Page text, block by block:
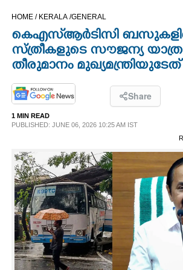
CINEMA
OPINION
PHOTOS
LIFESTYLE
SPIRITUAL
INFO+
ART
ASTRO
HOME / KERALA /GENERAL
കെഎസ്ആ‌‌ർടിസി
സ്ത്രീകളുടെ സൗജന്യ
തീരുമാനം മുഖ്യമന്ത്രിയുടേത്
Share
1 MIN READ
PUBLISHED: JUNE 06, 2026 10:25 AM IST